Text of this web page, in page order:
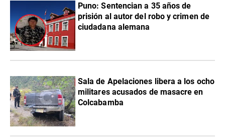
Puno: Sentencian a 35 años de
prisión al autor del robo y crimen de
ciudadana alemana
Sala de Apelaciones libera a los ocho
militares acusados de masacre en
Colcabamba